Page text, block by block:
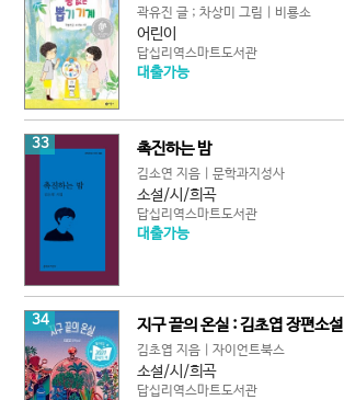
곽유진 글 ; 차상미 그림 | 비룡소
어린이
답십리역스마트도서관
대출가능
33 촉진하는 밤
김소연 지음 | 문학과지성사
소설/시/희곡
답십리역스마트도서관
대출가능
34 지구 끝의 온실 : 김초엽 장편소설
김초엽 지음 | 자이언트북스
소설/시/희곡
답십리역스마트도서관